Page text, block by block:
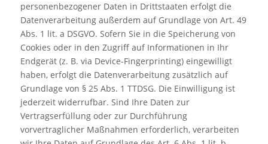
personenbezogener Daten in Drittstaaten erfolgt die
Datenverarbeitung außerdem auf Grundlage von Art. 49
Abs. 1 lit. a DSGVO. Sofern Sie in die Speicherung von
Cookies oder in den Zugriff auf Informationen in Ihr
Endgerät (z. B. via Device-Fingerprinting) eingewilligt
haben, erfolgt die Datenverarbeitung zusätzlich auf
Grundlage von § 25 Abs. 1 TTDSG. Die Einwilligung ist
jederzeit widerrufbar. Sind Ihre Daten zur
Vertragserfüllung oder zur Durchführung
vorvertraglicher Maßnahmen erforderlich, verarbeiten